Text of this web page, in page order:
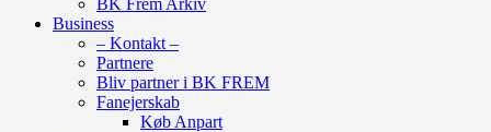
Business
– Kontakt –
Partnere
Bliv partner i BK FREM
Fanejerskab
Køb Anpart